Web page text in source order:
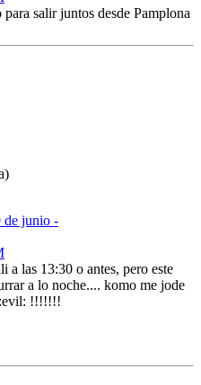
salir juntos desde Pamplona
junio -
a las 13:30 o antes, pero este
a lo noche.... komo me jode
:evil: !!!!!!!